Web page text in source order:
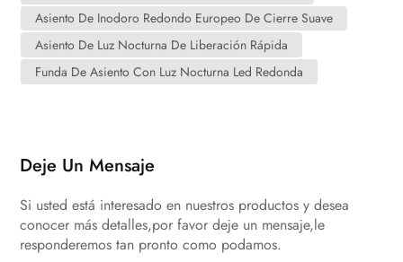
Asiento De Inodoro Redondo Europeo De Cierre Suave
Asiento De Luz Nocturna De Liberación Rápida
Funda De Asiento Con Luz Nocturna Led Redonda
Deje Un Mensaje
Si usted está interesado en nuestros productos y desea
conocer más detalles,por favor deje un mensaje,le
responderemos tan pronto como podamos.